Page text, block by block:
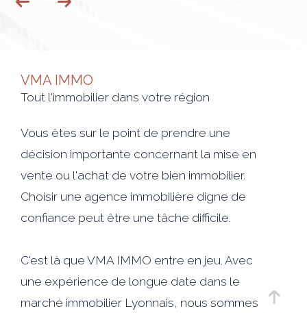
VMA IMMO
Tout l'immobilier dans votre région
Vous êtes sur le point de prendre une
décision importante concernant la mise en
vente ou l'achat de votre bien immobilier.
Choisir une agence immobilière digne de
confiance peut être une tâche difficile.
C'est là que VMA IMMO entre en jeu. Avec
une expérience de longue date dans le
marché immobilier Lyonnais, nous sommes